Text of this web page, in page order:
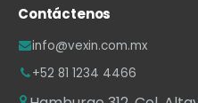
Contáctenos
info@vexin.com.mx
+52 81 1234 4466